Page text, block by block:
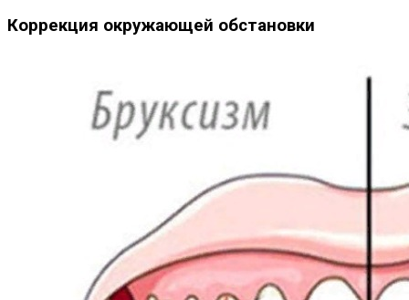
Коррекция окружающей обстановки